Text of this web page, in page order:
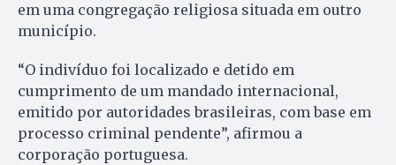
em uma congregação religiosa situada em outro
município.
“O indivíduo foi localizado e detido em
cumprimento de um mandado internacional,
emitido por autoridades brasileiras, com base em
processo criminal pendente”, afirmou a
corporação portuguesa.